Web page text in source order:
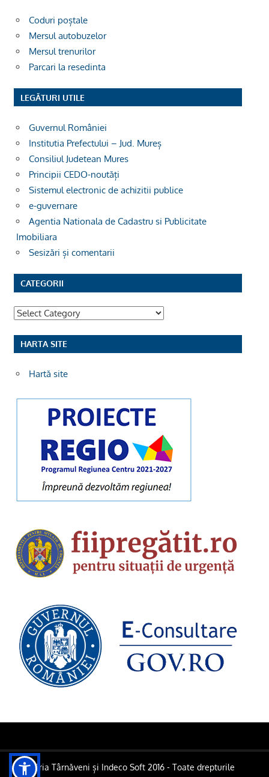
Coduri poștale
Mersul autobuzelor
Mersul trenurilor
Parcari la resedinta
LEGĂTURI UTILE
Guvernul României
Institutia Prefectului – Jud. Mureș
Consiliul Judetean Mures
Principii CEDO-noutăți
Sistemul electronic de achizitii publice
e-guvernare
Agentia Nationala de Cadastru si Publicitate
Imobiliara
Sesizări și comentarii
CATEGORII
Categorii
HARTA SITE
Hartă site
Primăria Târnăveni și Indeco Soft 2016 - Toate drepturile